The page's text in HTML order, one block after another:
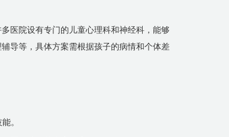
医院设有专门的儿童心理科和神经科，能够
导等，具体方案需根据孩子的病情和个体差
。